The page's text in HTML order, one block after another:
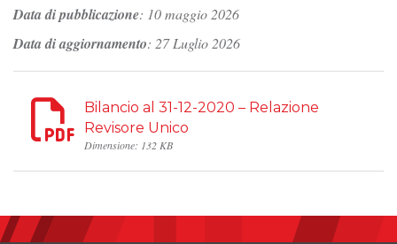
Data di pubblicazione: 10 maggio 2026
Data di aggiornamento: 27 Luglio 2026
Bilancio al 31-12-2020 – Relazione
Revisore Unico
Dimensione: 132 KB